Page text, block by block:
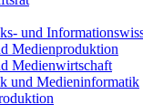
und
Medienproduktion
Medienwirtschaft
und Medieninformatik